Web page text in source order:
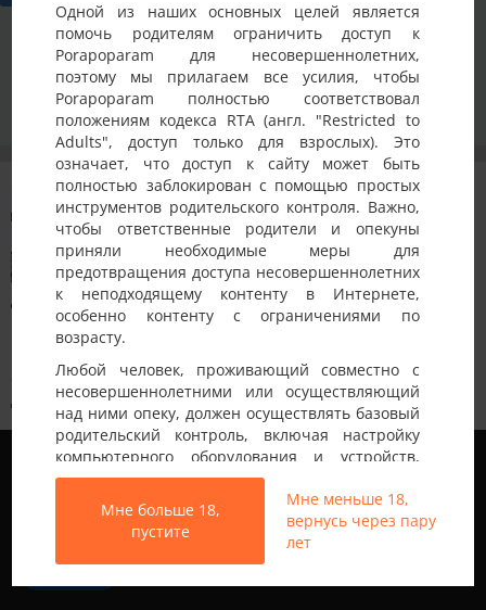
Одной из наших основных целей является
помочь родителям ограничить доступ к
Porapoparam для несовершеннолетних,
поэтому мы прилагаем все усилия, чтобы
Porapoparam полностью соответствовал
положениям кодекса RTA (англ. "Restricted to
Adults", доступ только для взрослых). Это
означает, что доступ к сайту может быть
полностью заблокирован с помощью простых
инструментов родительского контроля. Важно,
чтобы ответственные родители и опекуны
приняли необходимые меры для
предотвращения доступа несовершеннолетних
к неподходящему контенту в Интернете,
особенно контенту с ограничениями по
возрасту.
Любой человек, проживающий совместно с
несовершеннолетними или осуществляющий
над ними опеку, должен осуществлять базовый
родительский контроль, включая настройку
компьютерного оборудования и устройств,
установку программного обеспечения или
подключение услуг фильтрации от провайдера,
чтобы заблокировать доступ
несовершеннолетних к неподходящему
контенту.
Мне больше 18,
пустите
Мне меньше 18,
вернусь через пару
лет
Вам необходимоавторизоваться илиcоздать учетную
записьдля публикации на Доске участника.
FANTASAL •Днепр• 40-45 летсообщение в ленте
группыПары Днепр
3 месяца назад
Добрый день!
Ищу знакомство в БДСМ формате
Немного о себе.
Я нижний. Мне 41 год. Рост-183. Вес — 95. Проживаю в
Днепре. Не женат и в отношениях не состою. Считаю что
приятной внешности. Без особого опыта но с искренним
желанием.
Я ищу не Госпожу, а Богиню(Высшее Существо). Для меня
Богиня это восход и заход солнца. Находи…
2 0
Мы используем файлы cookie, чтобы обеспечить
наилучшее качество работы на нашем сайте.
Подробнее узнать о том, какие файлы cookie мы
используем, или отключить их можно в разделе